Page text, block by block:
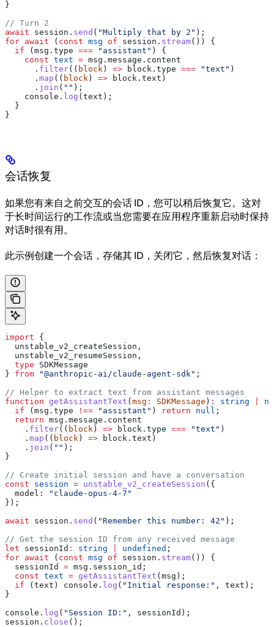
}
// Turn 2
await session . send ( "Multiply that by 2" );
for await ( const msg of session . stream()) {
  if
( msg . type === "assistant" ) {
    const
text = msg . message . content
      .
filter(( block ) => block . type === "text" )
      .
map (( block ) => block . text )
      .
join ( "" );
    console
. log ( text );
  }
}
会话恢复
如果您有来自之前交互的会话 ID，您可以稍后恢复它。这对
于长时间运行的工作流或当您需要在应用程序重新启动时保持
对话时很有用。
此示例创建一个会话，存储其 ID，关闭它，然后恢复对话：
import {
  unstable_v2_createSession
,
  unstable_v2_resumeSession
,
  type
SDKMessage
} from "@anthropic-ai/claude-agent-sdk" ;
// Helper to extract text from assistant messages
function getAssistantText ( msg : SDKMessage ) : string
  if
( msg . type !== "assistant" ) return null ;
  return
msg . message . content
    .
filter(( block ) => block . type === "text" )
    .
map (( block ) => block . text )
    .
join ( "" );
}
// Create initial session and have a conversation
const session = unstable_v2_createSession ({
  model:
"claude-opus-4-7"
});
await session . send ( "Remember this number: 42" );
// Get the session ID from any received message
let sessionId : string undefined ;
for await ( const msg of session . stream()) {
  sessionId
= msg . session_id ;
  const
text = getAssistantText ( msg );
  if
( text ) console . log ( "Initial response:" , text );
}
console . log ( "Session ID:" , sessionId );
session . close ();